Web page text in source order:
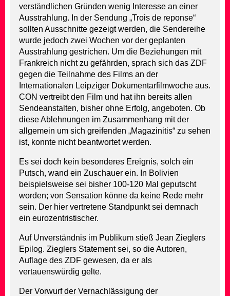
verständlichen Gründen wenig Interesse an einer
Ausstrahlung. In der Sendung „Trois de reponse“
sollten Ausschnitte gezeigt werden, die Sendereihe
wurde jedoch zwei Wochen vor der geplanten
Ausstrahlung gestrichen. Um die Beziehungen mit
Frankreich nicht zu gefährden, sprach sich das ZDF
gegen die Teilnahme des Films an der
Internationalen Leipziger Dokumentarfilmwoche aus.
CON vertreibt den Film und hat ihn bereits allen
Sendeanstalten, bisher ohne Erfolg, angeboten. Ob
diese Ablehnungen im Zusammenhang mit der
allgemein um sich greifenden „Magazinitis“ zu sehen
ist, konnte nicht beantwortet werden.
Es sei doch kein besonderes Ereignis, solch ein
Putsch, wand ein Zuschauer ein. In Bolivien
beispielsweise sei bisher 100-120 Mal geputscht
worden; von Sensation könne da keine Rede mehr
sein. Der hier vertretene Standpunkt sei demnach
ein eurozentristischer.
Auf Unverständnis im Publikum stieß Jean Zieglers
Epilog. Zieglers Statement sei, so die Autoren,
Auflage des ZDF gewesen, da er als
vertauenswürdig gelte.
Der Vorwurf der Vernachlässigung der